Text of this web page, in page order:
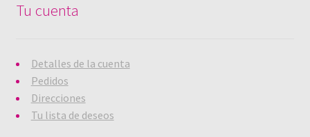
Tu cuenta
Detalles de la cuenta
Pedidos
Direcciones
Tu lista de deseos